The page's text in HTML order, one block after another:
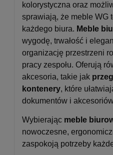
kolorystyczna oraz
sprawiają, że meble WG
każdego biura. Meble
wygodę, trwałość i
organizację przestrzeni
pracy zespołu. Oferują
akcesoria, takie jak
kontenery, które
dokumentów i
Wybierając meble
nowoczesne,
zaspokoją potrzeby